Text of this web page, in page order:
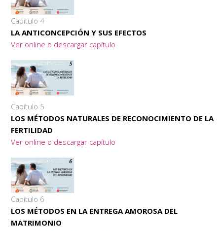
Capítulo 4
LA ANTICONCEPCIÓN Y SUS EFECTOS
Ver online o descargar capítulo
Capítulo 5
LOS MÉTODOS NATURALES DE RECONOCIMIENTO DE LA
FERTILIDAD
Ver online o descargar capítulo
Capítulo 6
LOS MÉTODOS EN LA ENTREGA AMOROSA DEL
MATRIMONIO